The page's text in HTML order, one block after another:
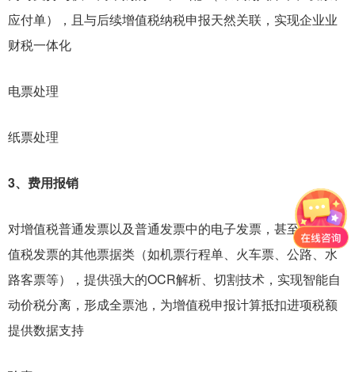
应付单），且与后续增值税纳税申报天然关联，实现企业业
财税一体化
电票处理
纸票处理
3、费用报销
对增值税普通发票以及普通发票中的电子发票，甚至对非增
值税发票的其他票据类（如机票行程单、火车票、公路、水
路客票等），提供强大的OCR解析、切割技术，实现智能自
动价税分离，形成全票池，为增值税申报计算抵扣进项税额
提供数据支持